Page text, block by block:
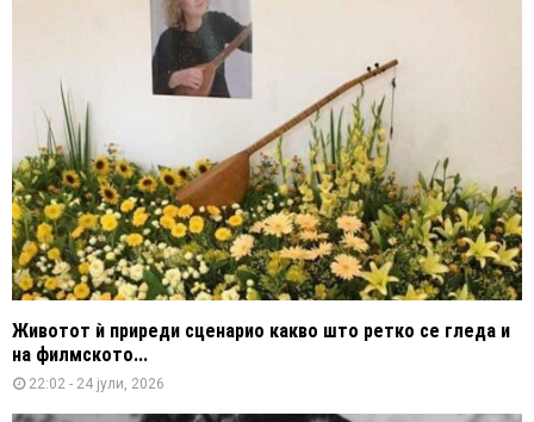
Животот ѝ приреди сценарио какво што ретко се гледа и
на филмското...
22:02 - 24 јули, 2026